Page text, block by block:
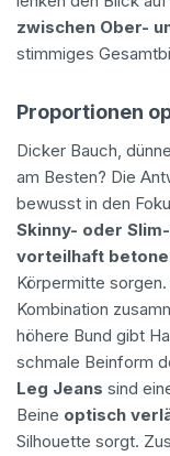
zwischen Ober-
stimmiges
Proportionen
Dicker Bauch,
am Besten? Die
bewusst in den
Skinny- oder
vorteilhaft
Körpermitte
Kombination
höhere Bund gibt
schmale Beinform
Leg Jeans sind
Beine optisch
Silhouette sorgt.